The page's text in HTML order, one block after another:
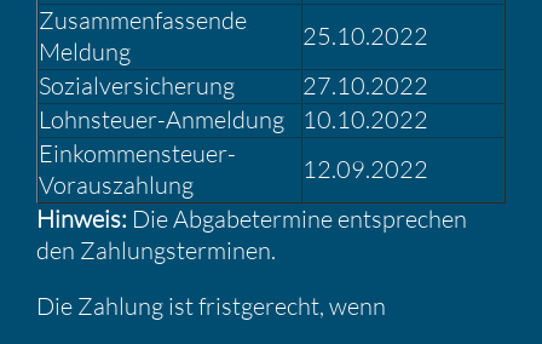
Zusam­men­fas­sende
Meldung
25.10.2022
Sozial­ver­si­che­rung
27.10.2022
Lohnsteuer-Anmel­dung
10.10.2022
Einkom­men­steuer-
Voraus­zah­lung
12.09.2022
Hinweis: Die Abgabe­ter­mine entspre­chen
den Zahlungs­ter­minen.
Die Zahlung ist frist­ge­recht, wenn